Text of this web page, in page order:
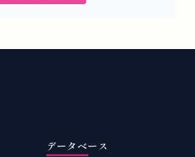
データベース